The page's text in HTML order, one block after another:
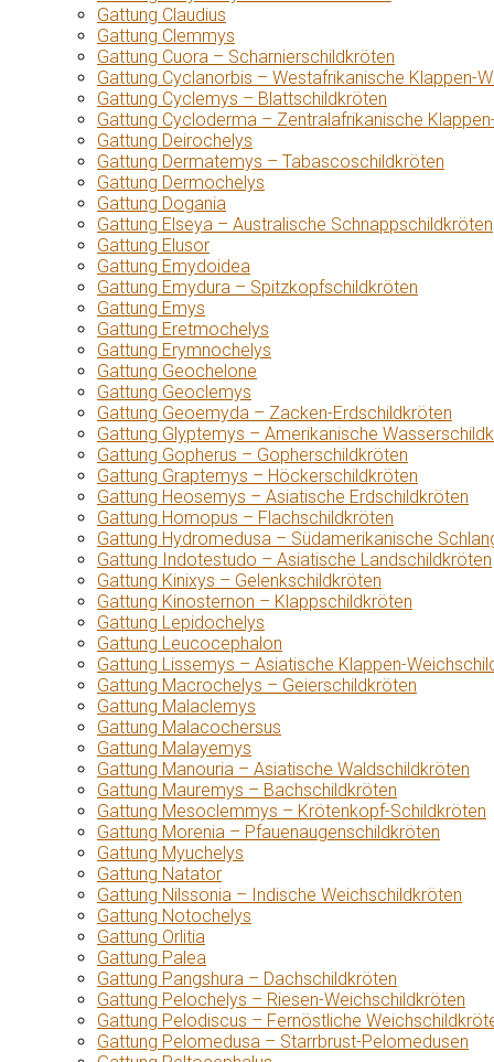
Gattung Claudius
Gattung Clemmys
Gattung Cuora – Scharnierschildkröten
Gattung Cyclanorbis – Westafrikanische Klappen-
Gattung Cyclemys – Blattschildkröten
Gattung Cycloderma – Zentralafrikanische
Gattung Deirochelys
Gattung Dermatemys – Tabascoschildkröten
Gattung Dermochelys
Gattung Dogania
Gattung Elseya – Australische Schnappschildkröten
Gattung Elusor
Gattung Emydoidea
Gattung Emydura – Spitzkopfschildkröten
Gattung Emys
Gattung Eretmochelys
Gattung Erymnochelys
Gattung Geochelone
Gattung Geoclemys
Gattung Geoemyda – Zacken-Erdschildkröten
Gattung Glyptemys – Amerikanische
Gattung Gopherus – Gopherschildkröten
Gattung Graptemys – Höckerschildkröten
Gattung Heosemys – Asiatische Erdschildkröten
Gattung Homopus – Flachschildkröten
Gattung Hydromedusa – Südamerikanische
Gattung Indotestudo – Asiatische Landschildkröten
Gattung Kinixys – Gelenkschildkröten
Gattung Kinosternon – Klappschildkröten
Gattung Lepidochelys
Gattung Leucocephalon
Gattung Lissemys – Asiatische Klappen-
Gattung Macrochelys – Geierschildkröten
Gattung Malaclemys
Gattung Malacochersus
Gattung Malayemys
Gattung Manouria – Asiatische Waldschildkröten
Gattung Mauremys – Bachschildkröten
Gattung Mesoclemmys – Krötenkopf-Schildkröten
Gattung Morenia – Pfauenaugenschildkröten
Gattung Myuchelys
Gattung Natator
Gattung Nilssonia – Indische Weichschildkröten
Gattung Notochelys
Gattung Orlitia
Gattung Palea
Gattung Pangshura – Dachschildkröten
Gattung Pelochelys – Riesen-Weichschildkröten
Gattung Pelodiscus – Fernöstliche
Gattung Pelomedusa – Starrbrust-Pelomedusen